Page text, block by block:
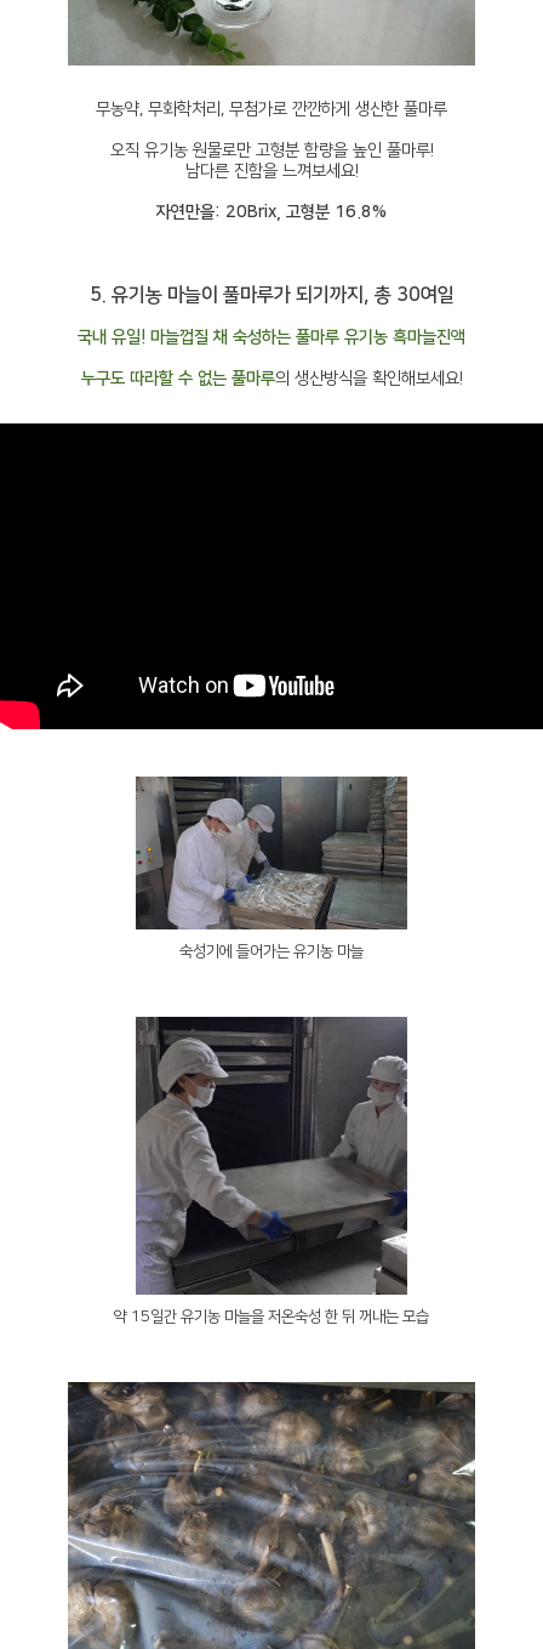
무농약, 무화학처리, 무첨가로 깐깐하게 생산한 풀마루
오직 유기농 원물로만 고형분 함량을 높인 풀마루!
남다른 진함을 느껴보세요!
자연만을: 20Brix, 고형분 16.8%
5. 유기농 마늘이 풀마루가 되기까지, 총 30여일
국내 유일! 마늘껍질 채 숙성하는 풀마루 유기농 흑마늘진액
누구도 따라할 수 없는 풀마루의 생산방식을 확인해보세요!
숙성기에 들어가는 유기농 마늘
약 15일간 유기농 마늘을 저온숙성 한 뒤 꺼내는 모습